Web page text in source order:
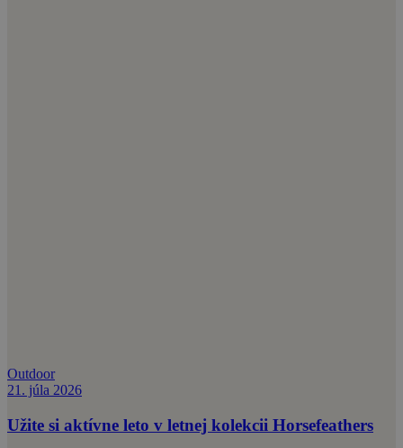
Outdoor
21. júla 2026
Užite si aktívne leto v letnej kolekcii Horsefeathers